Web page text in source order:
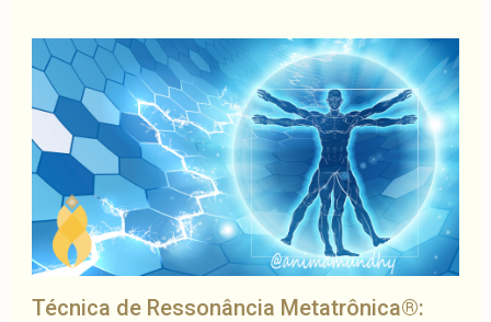
Técnica de Ressonância Metatrônica®: